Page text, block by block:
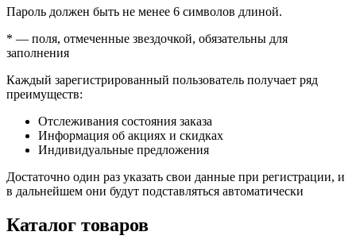
Пароль должен быть не менее 6 символов длиной.
* — поля, отмеченные звездочкой, обязательны для
заполнения
Каждый зарегистрированный пользователь получает ряд
преимуществ:
Отслеживания состояния заказа
Информация об акциях и скидках
Индивидуальные предложения
Достаточно один раз указать свои данные при регистрации, и
в дальнейшем они будут подставляться автоматически
Каталог товаров